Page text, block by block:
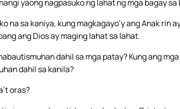
yaong nagpasuko ng lahat ng mga bagay sa
na sa kaniya, kung magkagayo’y ang Anak rin
ang Dios ay maging lahat sa lahat.
dahil sa mga patay? Kung ang
dahil sa kanila?
oras?